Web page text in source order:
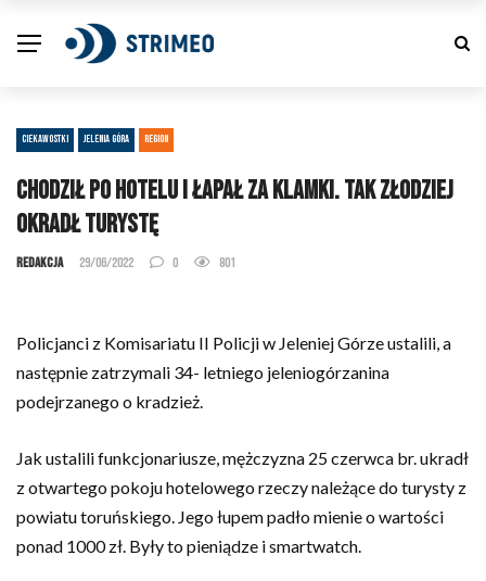
CIEKAWOSTKI JELENIA GÓRA REGION
Chodził po hotelu i łapał za klamki. Tak złodziej
okradł turystę
Redakcja 29/06/2022 0 801
Policjanci z Komisariatu II Policji w Jeleniej Górze ustalili, a
następnie zatrzymali 34- letniego jeleniogórzanina
podejrzanego o kradzież.
Jak ustalili funkcjonariusze, mężczyzna 25 czerwca br. ukradł
z otwartego pokoju hotelowego rzeczy należące do turysty z
powiatu toruńskiego. Jego łupem padło mienie o wartości
ponad 1000 zł. Były to pieniądze i smartwatch.